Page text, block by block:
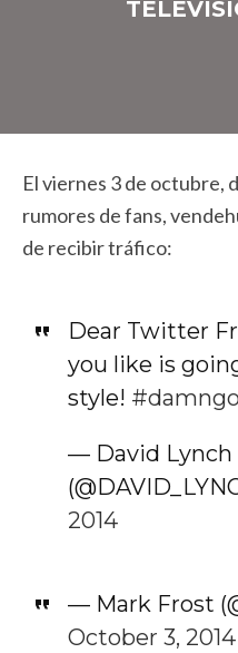
El viernes 3 de octubre,
rumores de fans,
de recibir tráfico:
Dear Twitter
you like is
style!
— David Lynch
2014
— Mark Frost
October 3, 2014